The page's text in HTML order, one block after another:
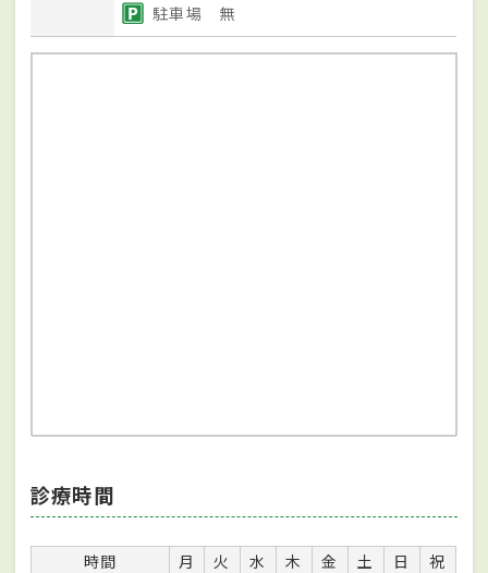
駐車場 無
診療時間
時間 月 火 水 木 金 土 日
祝